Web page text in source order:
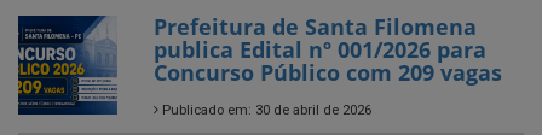
Prefeitura de Santa Filomena
publica Edital nº 001/2026 para
Concurso Público com 209 vagas
Publicado em: 30 de abril de 2026